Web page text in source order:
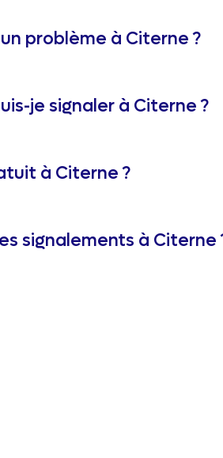
problème à Citerne ?
je signaler à Citerne ?
à Citerne ?
signalements à Citerne